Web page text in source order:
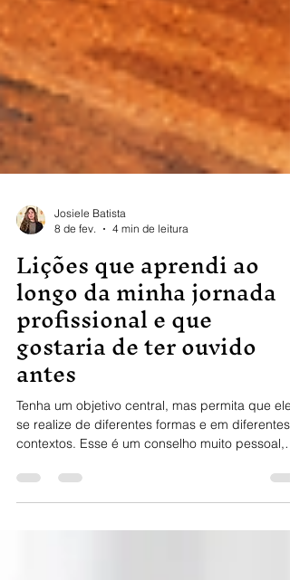
Josiele Batista
8 de fev.
4 min de leitura
Lições que aprendi ao
longo da minha jornada
profissional e que
gostaria de ter ouvido
antes
contextos. Esse é um conselho muito pessoal,